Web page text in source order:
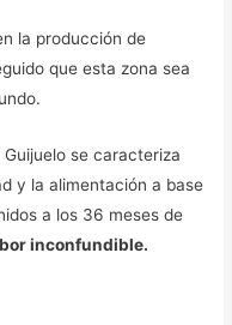
la producción de
que esta zona sea
se caracteriza
y la alimentación a base
a los 36 meses de
inconfundible.